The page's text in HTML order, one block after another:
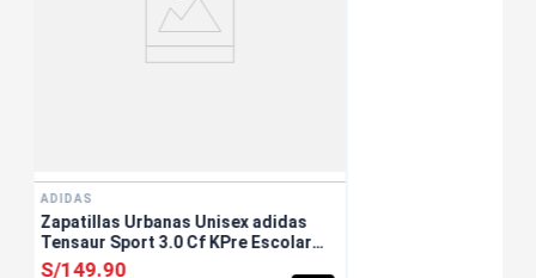
ADIDAS
Zapatillas Urbanas Unisex adidas
Tensaur Sport 3.0 Cf KPre Escolar
Blanco
S/149.90